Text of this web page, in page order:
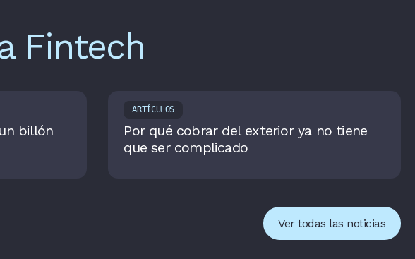
Fintech
billón
ARTÍCULOS
Por qué cobrar del exterior ya no tiene
que ser complicado
Ver todas las noticias